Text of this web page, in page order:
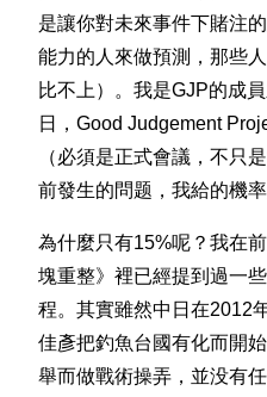
是讓你對未來事件下賭注
能力的人來做預測，那些
比不上）。我是GJP的成
日，Good Judgement
（必須是正式會議，不只
前發生的問题，我給的機率
為什麼只有15%呢？我在
塊重整》裡已經提到過一
程。其實雖然中日在2012
佳彥把釣魚台國有化而開
舉而做戰術操弄，並没有